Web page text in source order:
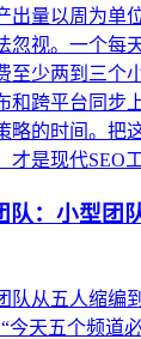
出量以周为单
忽视。一个每
至少两到三个
和跨平台同步
略的时间。把
才是现代SEO
队：小型团
队从五人缩编
今天五个频道